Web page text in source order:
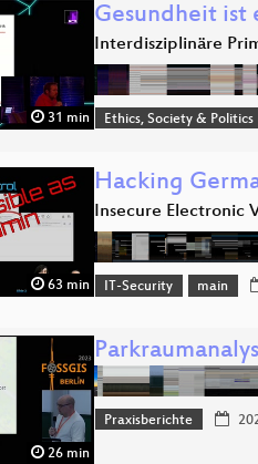
31 min
Gesundheit ist
Interdisziplinäre
Ethics, Society & Politics
63 min
Hacking
Insecure Electronic
IT-Security main
26 min
Praxisberichte